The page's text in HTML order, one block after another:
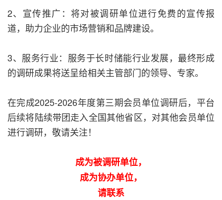
2、宣传推广：将对被调研单位进行免费的宣传报
道，助力企业的市场营销和品牌建设。
3、服务行业：服务于长时储能行业发展，最终形成
的调研成果将送呈给相关主管部门的领导、专家。
在完成2025-2026年度第三期会员单位调研后，平台
后续将陆续带团走入全国其他省区，对其他会员单位
进行调研，敬请关注！
成为被调研单位，
成为协办单位，
请联系